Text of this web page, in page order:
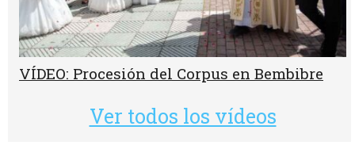
VÍDEO: Procesión del Corpus en Bembibre
Ver todos los vídeos